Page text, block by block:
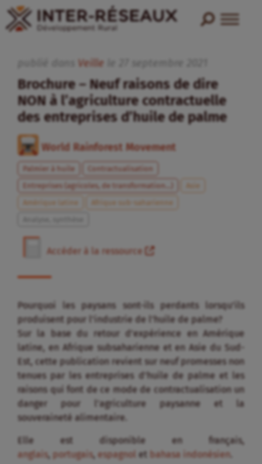
Veille
Brochure – Neuf raisons de dire
NON à l’agriculture contractuelle
des entreprises d’huile de palme
World Rainforest Movement
Palmier à huile
Contractualisation
Entreprises (agricoles, de transformation...)
Asie
Amérique latine
Afrique sub-saharienne
Accéder à la ressource
Pourquoi les paysans sont-ils perdants lorsqu’ils
produisent pour l’industrie de l’huile de palme?
Sur la base du retour d’expérience en Amérique
latine, en Afrique subsaharienne et en Asie du Sud-
Est, cette publication revient sur neuf promesses non
tenues par les entreprises d’huile de palme et les
raisons qui font de ce mode de contractualisation un
danger pour l’agriculture paysanne et la
souveraineté alimentaire.
Elle est disponible en français,
anglais, portugais, espagnol et bahasa indonésien